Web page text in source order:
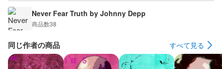
Never Fear Truth by Johnny Depp
商品数38
同じ作者の商品 すべて見る